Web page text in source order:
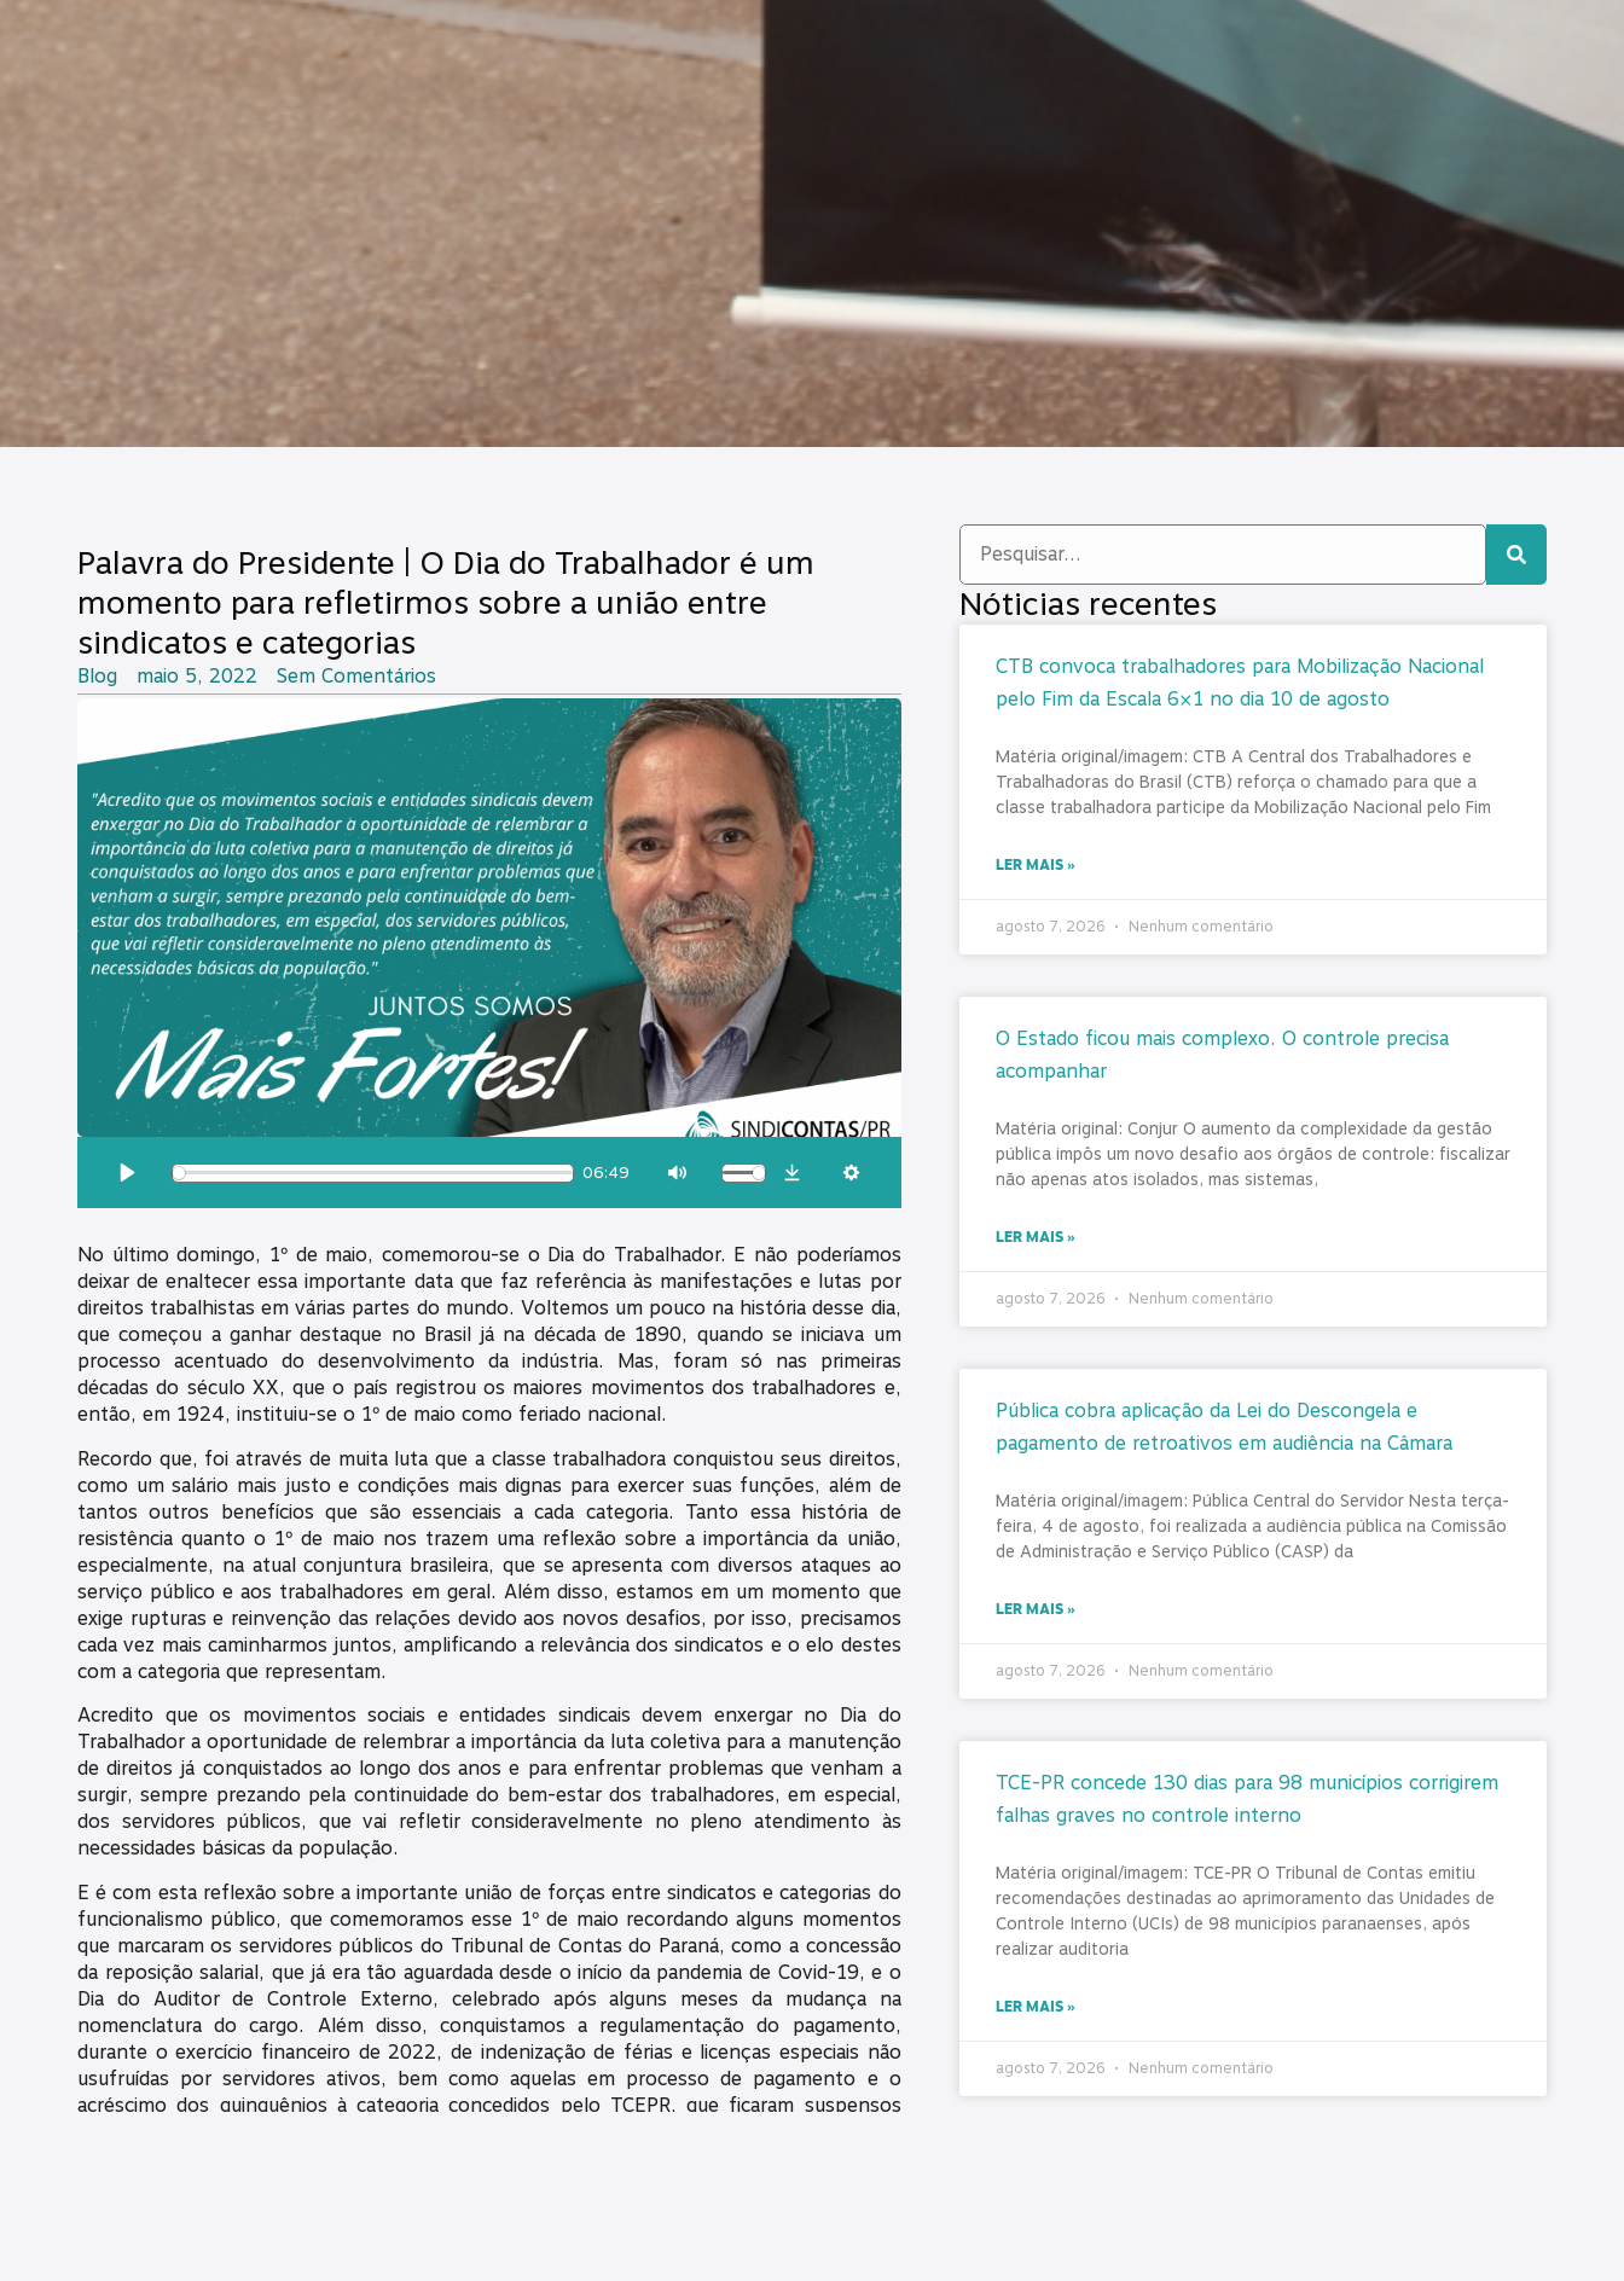
Palavra do Presidente | O Dia do Trabalhador é um
momento para refletirmos sobre a união entre
sindicatos e categorias
Blog maio 5, 2022 Sem Comentários
06:49
No último domingo, 1º de maio, comemorou-se o Dia do Trabalhador. E não poderíamos
deixar de enaltecer essa importante data que faz referência às manifestações e lutas por
direitos trabalhistas em várias partes do mundo. Voltemos um pouco na história desse dia,
que começou a ganhar destaque no Brasil já na década de 1890, quando se iniciava um
processo acentuado do desenvolvimento da indústria. Mas, foram só nas primeiras
décadas do século XX, que o país registrou os maiores movimentos dos trabalhadores e,
então, em 1924, instituiu-se o 1º de maio como feriado nacional.
Recordo que, foi através de muita luta que a classe trabalhadora conquistou seus direitos,
como um salário mais justo e condições mais dignas para exercer suas funções, além de
tantos outros benefícios que são essenciais a cada categoria. Tanto essa história de
resistência quanto o 1º de maio nos trazem uma reflexão sobre a importância da união,
especialmente, na atual conjuntura brasileira, que se apresenta com diversos ataques ao
serviço público e aos trabalhadores em geral. Além disso, estamos em um momento que
exige rupturas e reinvenção das relações devido aos novos desafios, por isso, precisamos
cada vez mais caminharmos juntos, amplificando a relevância dos sindicatos e o elo destes
com a categoria que representam.
Acredito que os movimentos sociais e entidades sindicais devem enxergar no Dia do
Trabalhador a oportunidade de relembrar a importância da luta coletiva para a manutenção
de direitos já conquistados ao longo dos anos e para enfrentar problemas que venham a
surgir, sempre prezando pela continuidade do bem-estar dos trabalhadores, em especial,
dos servidores públicos, que vai refletir consideravelmente no pleno atendimento às
necessidades básicas da população.
E é com esta reflexão sobre a importante união de forças entre sindicatos e categorias do
funcionalismo público, que comemoramos esse 1º de maio recordando alguns momentos
que marcaram os servidores públicos do Tribunal de Contas do Paraná, como a concessão
da reposição salarial, que já era tão aguardada desde o início da pandemia de Covid-19, e o
Dia do Auditor de Controle Externo, celebrado após alguns meses da mudança na
nomenclatura do cargo. Além disso, conquistamos a regulamentação do pagamento,
durante o exercício financeiro de 2022, de indenização de férias e licenças especiais não
usufruídas por servidores ativos, bem como aquelas em processo de pagamento e o
acréscimo dos quinquênios à categoria concedidos pelo TCEPR, que ficaram suspensos
Nóticias recentes
CTB convoca trabalhadores para Mobilização Nacional
pelo Fim da Escala 6×1 no dia 10 de agosto
Matéria original/imagem: CTB A Central dos Trabalhadores e
Trabalhadoras do Brasil (CTB) reforça o chamado para que a
classe trabalhadora participe da Mobilização Nacional pelo Fim
LER MAIS »
agosto 7, 2026 Nenhum comentário
O Estado ficou mais complexo. O controle precisa
acompanhar
Matéria original: Conjur O aumento da complexidade da gestão
pública impôs um novo desafio aos órgãos de controle: fiscalizar
não apenas atos isolados, mas sistemas,
LER MAIS »
agosto 7, 2026 Nenhum comentário
Pública cobra aplicação da Lei do Descongela e
pagamento de retroativos em audiência na Câmara
Matéria original/imagem: Pública Central do Servidor Nesta terça-
feira, 4 de agosto, foi realizada a audiência pública na Comissão
de Administração e Serviço Público (CASP) da
LER MAIS »
agosto 7, 2026 Nenhum comentário
TCE-PR concede 130 dias para 98 municípios corrigirem
falhas graves no controle interno
Matéria original/imagem: TCE-PR O Tribunal de Contas emitiu
recomendações destinadas ao aprimoramento das Unidades de
Controle Interno (UCIs) de 98 municípios paranaenses, após
realizar auditoria
LER MAIS »
agosto 7, 2026 Nenhum comentário